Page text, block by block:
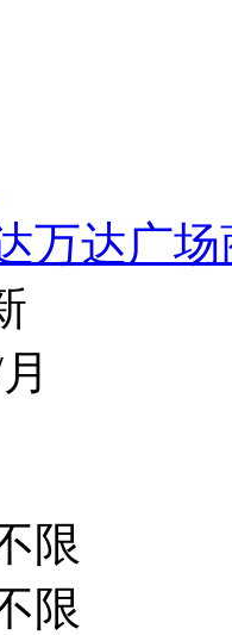
万达广
限
限